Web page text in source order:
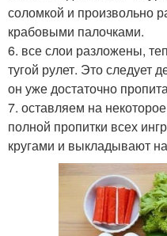
соломкой и произвольно
крабовыми палочками.
6. все слои разложены,
тугой рулет. Это следует
он уже достаточно
7. оставляем на
полной пропитки всех
кругами и выкладывают